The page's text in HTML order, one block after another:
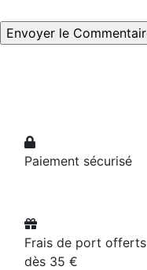
Paiement sécurisé
Frais de port offerts
dès 35 €